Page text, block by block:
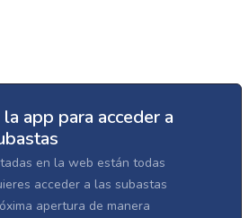
app para acceder a
en la web están todas
acceder a las subastas
apertura de manera